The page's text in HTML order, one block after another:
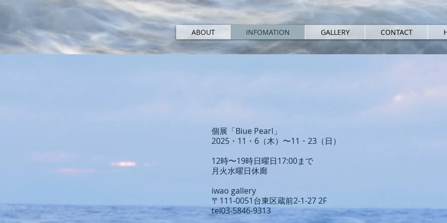
ABOUT INFOMATION GALLERY CONTACT
個展「Biue Pearl」
2025・11・6（木）〜11・23（日）
12時〜19時日曜日17:00まで
月火水曜日休廊
iwao gallery
〒111-0051台東区蔵前2-1-27 2F
tel03-5846-9313